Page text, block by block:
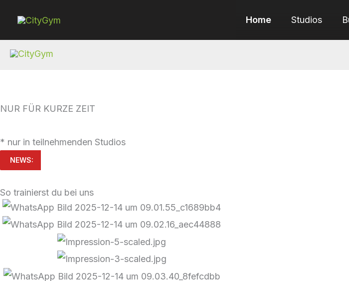
Inhalt
springen
Home Studios
NUR FÜR KURZE ZEIT
* nur in teilnehmenden Studios
NEWS:
So trainierst du bei uns